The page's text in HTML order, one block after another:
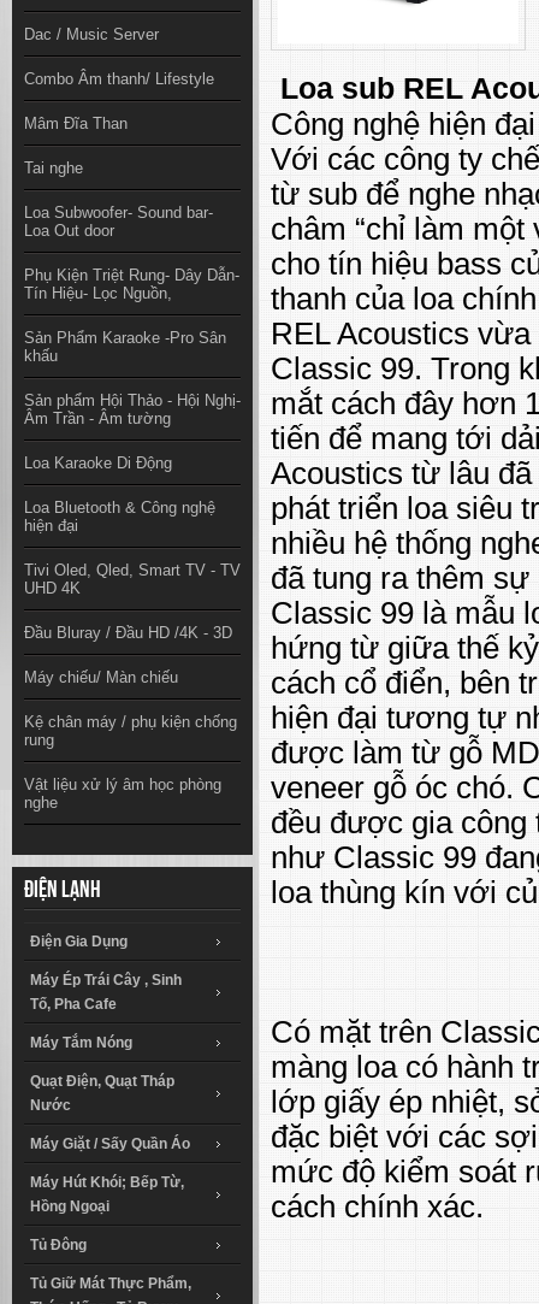
Dac / Music Server
Combo Âm thanh/ Lifestyle
Mâm Đĩa Than
Tai nghe
Loa Subwoofer- Sound bar-
Loa Out door
Phụ Kiện Triệt Rung- Dây Dẫn-
Tín Hiệu- Lọc Nguồn,
Sản Phẩm Karaoke -Pro Sân
khấu
Sản phẩm Hội Thảo - Hội Nghị-
Âm Trần - Âm tường
Loa Karaoke Di Động
Loa Bluetooth & Công nghệ
hiện đại
Tivi Oled, Qled, Smart TV - TV
UHD 4K
Đầu Bluray / Đầu HD /4K - 3D
Máy chiếu/ Màn chiếu
Kệ chân máy / phụ kiện chống
rung
Vật liệu xử lý âm học phòng
nghe
Điện lạnh
Điện Gia Dụng
Máy Ép Trái Cây , Sinh
Tố, Pha Cafe
Máy Tắm Nóng
Quạt Điện, Quạt Tháp
Nước
Máy Giặt / Sấy Quần Áo
Máy Hút Khói; Bếp Từ,
Hồng Ngoại
Tủ Đông
Tủ Giữ Mát Thực Phẩm,
Loa sub REL
Công nghệ hiện
Với các công ty
từ sub để nghe
châm “chỉ làm
cho tín hiệu bass
thanh của loa
REL Acoustics
Classic 99. Trong
mắt cách đây hơn
tiến để mang tới
Acoustics từ lâu
phát triển loa siêu
nhiều hệ thống
đã tung ra thêm
Classic 99 là mẫu
hứng từ giữa thế
cách cổ điển, bên
hiện đại tương tự
được làm từ gỗ
veneer gỗ óc chó.
đều được gia công
như Classic 99
loa thùng kín với
Có mặt trên
màng loa có hành
lớp giấy ép nhiệt,
đặc biệt với các
mức độ kiểm soát
cách chính xác.